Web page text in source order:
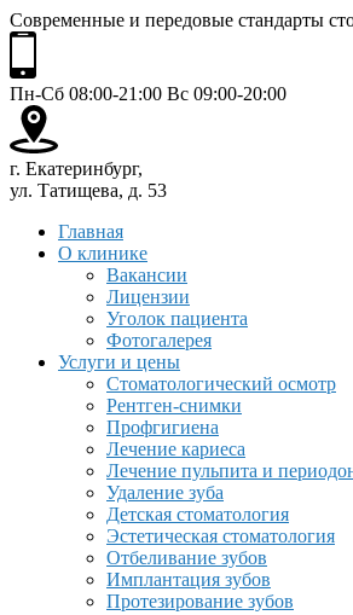
Современные и передовые стандарты
Пн-Сб 08:00-21:00 Вс 09:00-20:00
г. Екатеринбург,
ул. Татищева, д. 53
Главная
О клинике
Вакансии
Лицензии
Уголок пациента
Фотогалерея
Услуги и цены
Стоматологический осмотр
Рентген-снимки
Профгигиена
Лечение кариеса
Лечение пульпита и
Удаление зуба
Детская стоматология
Эстетическая стоматология
Отбеливание зубов
Имплантация зубов
Протезирование зубов